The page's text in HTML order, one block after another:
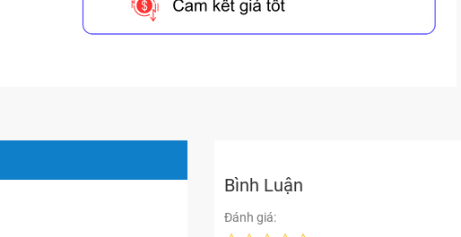
Bình Luận
Đánh giá: